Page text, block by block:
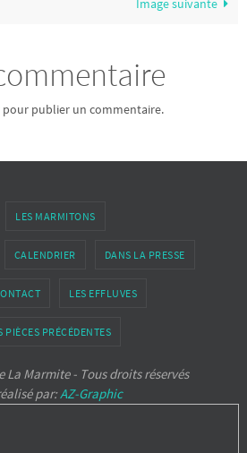
Image suivante
pour publier un commentaire.
LES MARMITONS
CALENDRIER DANS LA PRESSE
LES EFFLUVES
PIÈCES PRÉCÉDENTES
La Marmite - Tous droits réservés
par:AZ-Graphic